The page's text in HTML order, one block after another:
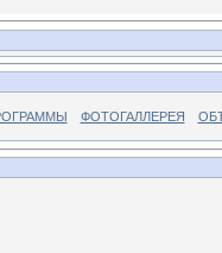
ФОТОГАЛЛЕРЕЯ